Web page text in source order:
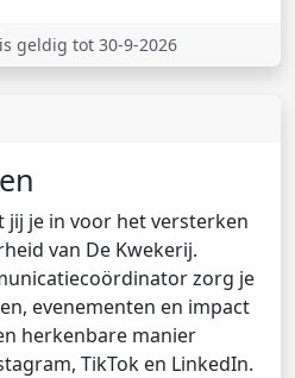
geldig tot 30-9-2026
jij je in voor het versterken
van De Kwekerij.
zorg je
evenementen en impact
herkenbare manier
TikTok en LinkedIn.